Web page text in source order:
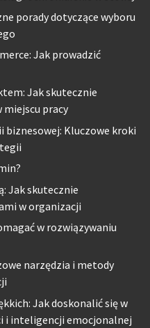
porady dotyczące wyboru
Jak prowadzić
Jak skutecznie
pracy
biznesowej: Kluczowe kroki
Jak skutecznie
w organizacji
w rozwiązywaniu
narzędzia i metody
Jak doskonalić się w
i inteligencji emocjonalnej